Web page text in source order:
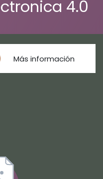
4.0
Más información